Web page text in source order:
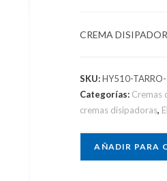
CREMA
SKU:HY510-
Categorías: Cremas
cremas disipadoras,
AÑADIR PARA